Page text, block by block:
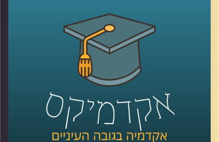
האזינו לחלק השלישי והאחרון בשיחה עם אופיר רייכמן, מרצה
בבית הספר ליזמות ומומחה לאסטרטגיה, תוכן, ושיווק חברתי.
לשיחה עם אופיר רייכמן על שיווק במציאות משתנה –